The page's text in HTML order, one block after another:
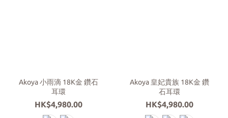
Akoya 小雨滴 18K金 鑽石
耳環
HK$4,980.00
Akoya 皇妃貴族 18K金 鑽
石耳環
HK$4,980.00